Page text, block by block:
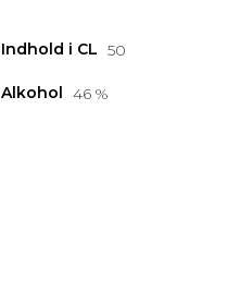
Indhold i CL 50
Alkohol 46 %